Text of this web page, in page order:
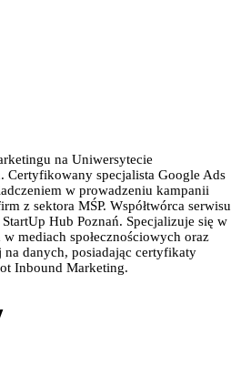
na Uniwersytecie
Certyfikowany specjalista Google Ads
w prowadzeniu kampanii
z sektora MŚP. Współtwórca serwisu
Hub Poznań. Specjalizuje się w
mediach społecznościowych oraz
danych, posiadając certyfikaty
Inbound Marketing.